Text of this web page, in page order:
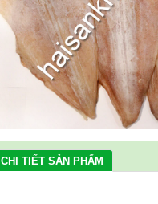
CHI TIẾT SẢN PHẨM